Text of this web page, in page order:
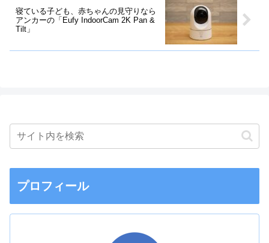
寝ている子ども、赤ちゃんの見守りなら
アンカーの「Eufy IndoorCam 2K Pan &
Tilt」
プロフィール